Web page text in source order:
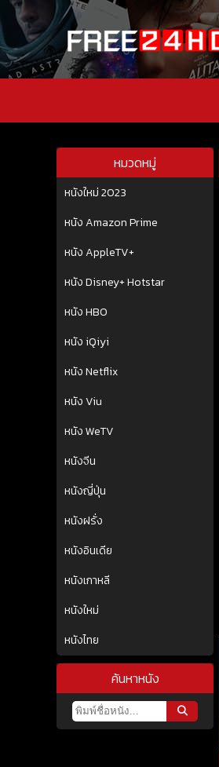
หมวดหมู่
หนังใหม่ 2023
หนัง Amazon Prime
หนัง AppleTV+
หนัง Disney+ Hotstar
หนัง HBO
หนัง iQiyi
หนัง Netflix
หนัง Viu
หนัง WeTV
หนังจีน
หนังญี่ปุ่น
หนังฝรั่ง
หนังอินเดีย
หนังเกาหลี
หนังใหม่
หนังไทย
ค้นหาหนัง